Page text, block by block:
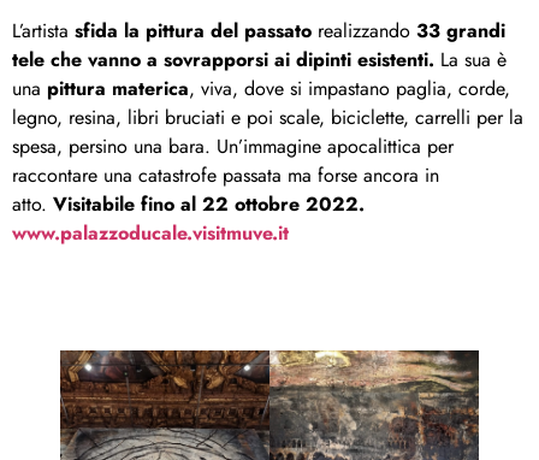
L’artista sfida la pittura del passato realizzando 33 grandi
tele che vanno a sovrapporsi ai dipinti esistenti. La sua è
una pittura materica, viva, dove si impastano paglia, corde,
legno, resina, libri bruciati e poi scale, biciclette, carrelli per la
spesa, persino una bara. Un’immagine apocalittica per
raccontare una catastrofe passata ma forse ancora in
atto. Visitabile fino al 22 ottobre 2022.
www.palazzoducale.visitmuve.it